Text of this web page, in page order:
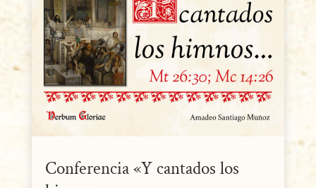
Conferencia «Y cantados los